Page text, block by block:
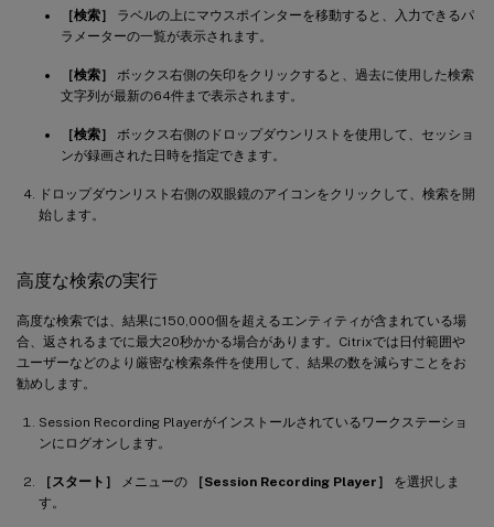
［検索］
ラベルの上にマウスポインターを移動すると、入力できるパ
ラメーターの一覧が表示されます。
［検索］
ボックス右側の矢印をクリックすると、過去に使用した検索
文字列が最新の64件まで表示されます。
［検索］
ボックス右側のドロップダウンリストを使用して、セッショ
ンが録画された日時を指定できます。
ドロップダウンリスト右側の双眼鏡のアイコンをクリックして、検索を開
始します。
高度な検索の実行
高度な検索では、結果に150,000個を超えるエンティティが含まれている場
合、返されるまでに最大20秒かかる場合があります。Citrixでは日付範囲や
ユーザーなどのより厳密な検索条件を使用して、結果の数を減らすことをお
勧めします。
Session Recording Playerがインストールされているワークステーショ
ンにログオンします。
［スタート］ メニューの ［Session Recording Player］
を選択しま
す。